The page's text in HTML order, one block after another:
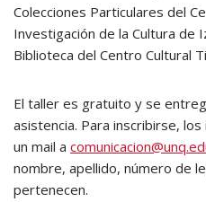
Colecciones Particulares del
Investigación de la Cultura de
Biblioteca del Centro Cultural
El taller es gratuito y se
asistencia. Para inscribirse,
un mail a
nombre, apellido, número de
pertenecen.